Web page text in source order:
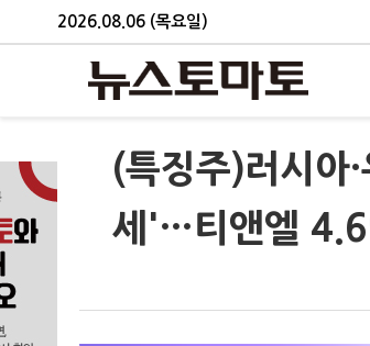
2026.08.06 (목요일)
(특징주)러시아
세'…티앤엘